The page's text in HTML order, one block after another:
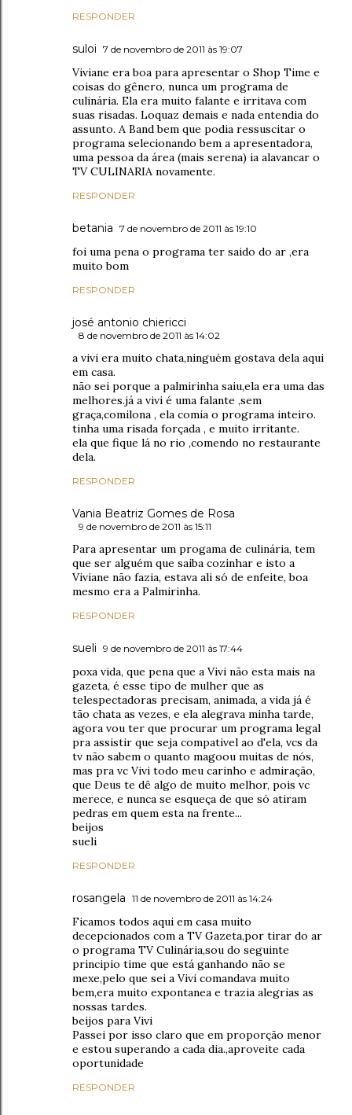
RESPONDER
suloi 7 de novembro de 2011 às 19:07
Viviane era boa para apresentar o Shop Time e
coisas do gênero, nunca um programa de
culinária. Ela era muito falante e irritava com
suas risadas. Loquaz demais e nada entendia do
assunto. A Band bem que podia ressuscitar o
programa selecionando bem a apresentadora,
uma pessoa da área (mais serena) ia alavancar o
TV CULINARIA novamente.
RESPONDER
betania 7 de novembro de 2011 às 19:10
foi uma pena o programa ter saido do ar ,era
muito bom
RESPONDER
josé antonio chiericci
8 de novembro de 2011 às 14:02
a vivi era muito chata,ninguém gostava dela aqui
em casa.
não sei porque a palmirinha saiu,ela era uma das
melhores.já a vivi é uma falante ,sem
graça,comilona , ela comia o programa inteiro.
tinha uma risada forçada , e muito irritante.
ela que fique lá no rio ,comendo no restaurante
dela.
RESPONDER
Vania Beatriz Gomes de Rosa
9 de novembro de 2011 às 15:11
Para apresentar um progama de culinária, tem
que ser alguém que saiba cozinhar e isto a
Viviane não fazia, estava ali só de enfeite, boa
mesmo era a Palmirinha.
RESPONDER
sueli 9 de novembro de 2011 às 17:44
poxa vida, que pena que a Vivi não esta mais na
gazeta, é esse tipo de mulher que as
telespectadoras precisam, animada, a vida já é
tão chata as vezes, e ela alegrava minha tarde,
agora vou ter que procurar um programa legal
pra assistir que seja compativel ao d'ela, vcs da
tv não sabem o quanto magoou muitas de nós,
mas pra vc Vivi todo meu carinho e admiração,
que Deus te dê algo de muito melhor, pois vc
merece, e nunca se esqueça de que só atiram
pedras em quem esta na frente...
beijos
sueli
RESPONDER
rosangela 11 de novembro de 2011 às 14:24
Ficamos todos aqui em casa muito
decepcionados com a TV Gazeta,por tirar do ar
o programa TV Culinária,sou do seguinte
principio time que está ganhando não se
mexe,pelo que sei a Vivi comandava muito
bem,era muito expontanea e trazia alegrias as
nossas tardes.
beijos para Vivi
Passei por isso claro que em proporção menor
e estou superando a cada dia.,aproveite cada
oportunidade
RESPONDER